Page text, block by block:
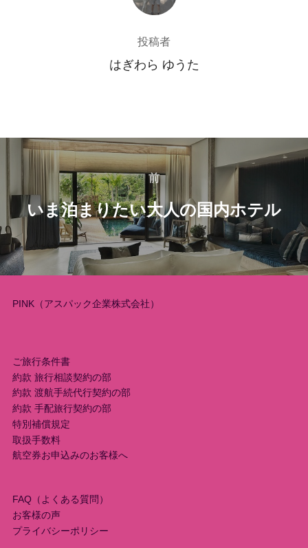
投稿者
はぎわら ゆうた
稿
ナ
ビ
ゲ
ー
ョ
ン
前
前
いま泊まりたい大人の国内ホテル
PINK（アスパック企業株式会社）
ご旅行条件書
約款 旅行相談契約の部
約款 渡航手続代行契約の部
約款 手配旅行契約の部
特別補償規定
取扱手数料
航空券お申込みのお客様へ
FAQ（よくある質問）
お客様の声
プライバシーポリシー